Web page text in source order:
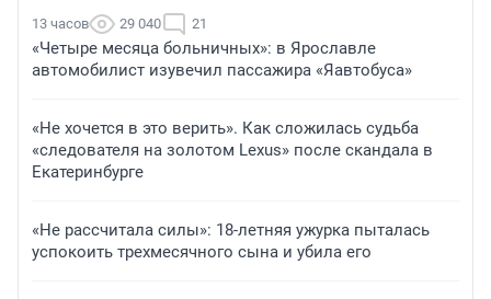
13 часов 29 040 21
«Четыре месяца больничных»: в Ярославле
автомобилист изувечил пассажира «Яавтобуса»
«Не хочется в это верить». Как сложилась судьба
«следователя на золотом Lexus» после скандала в
Екатеринбурге
«Не рассчитала силы»: 18-летняя ужурка пыталась
успокоить трехмесячного сына и убила его